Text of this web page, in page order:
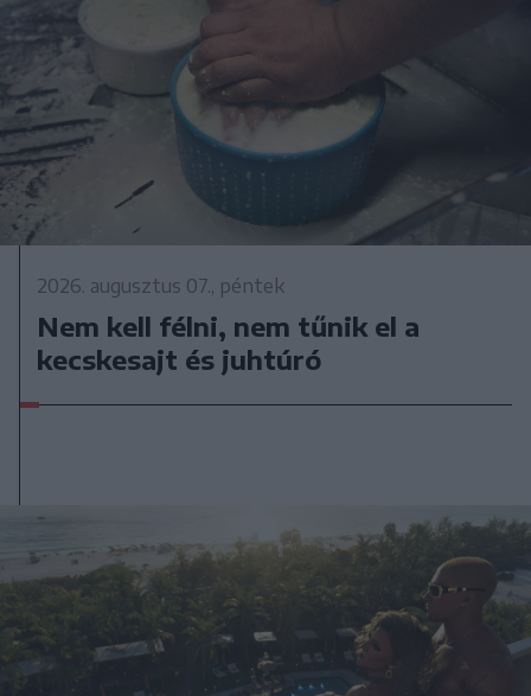
2026. augusztus 07., péntek
Nem kell félni, nem tűnik el a
kecskesajt és juhtúró